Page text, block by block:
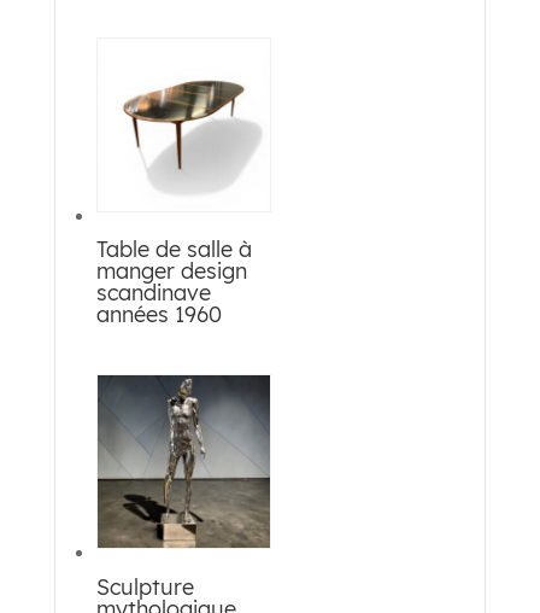
Table de salle à
manger design
scandinave
années 1960
Sculpture